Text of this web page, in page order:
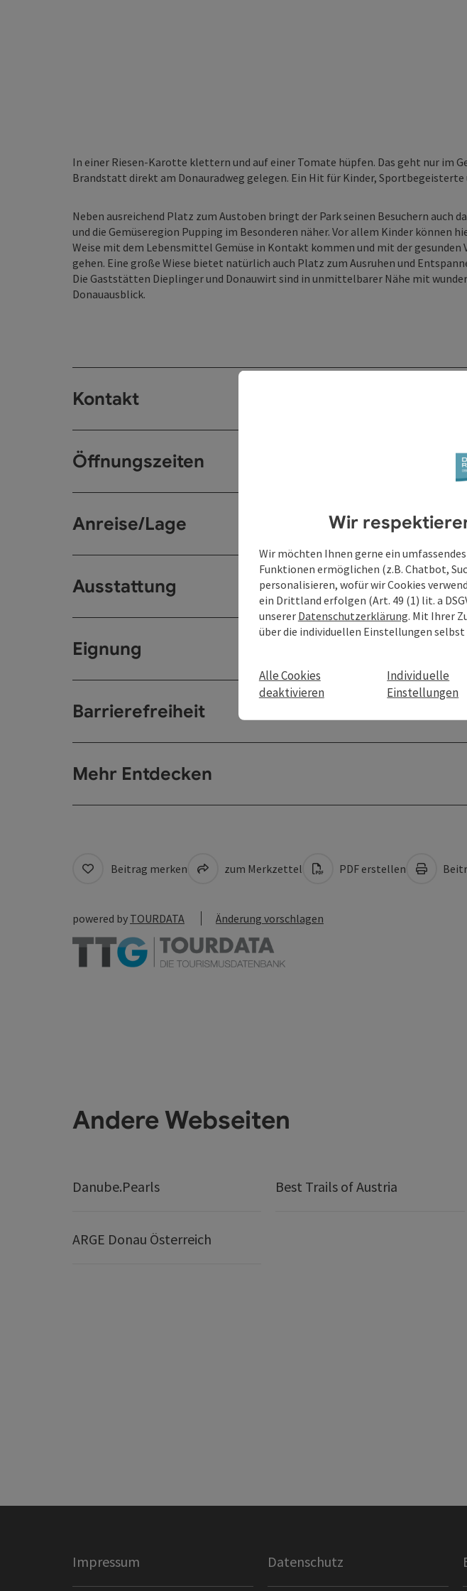
In einer Riesen-Karotte klettern und auf einer Tomate hüpfen. Das geht nur im
Brandstatt direkt am Donauradweg gelegen. Ein Hit für Kinder, Sportbegeisterte
Neben ausreichend Platz zum Austoben bringt der Park seinen Besuchern auch
und die Gemüseregion Pupping im Besonderen näher. Vor allem Kinder können
Weise mit dem Lebensmittel Gemüse in Kontakt kommen und mit der
gehen. Eine große Wiese bietet natürlich auch Platz zum Ausruhen und
Die Gaststätten Dieplinger und Donauwirt sind in unmittelbarer Nähe mit
Donauausblick.
Kontakt
Öffnungszeiten
Anreise/Lage
Ausstattung
Eignung
Barrierefreiheit
Mehr Entdecken
Beitrag merken zum Merkzettel PDF erstellen
powered by TOURDATA Änderung vorschlagen
Andere Webseiten
Danube.Pearls Best Trails of Austria
ARGE Donau Österreich
Impressum Datenschutz
Wir
Wir möchten Ihnen gerne ein
Funktionen ermöglichen (z.B. Chatbot,
personalisieren, wofür wir Cookies
ein Drittland erfolgen (Art. 49 (1) lit. a
unserer Datenschutzerklärung. Mit Ihrer
über die individuellen Einstellungen
Alle Cookies
deaktivieren
Individuelle
Einstellungen